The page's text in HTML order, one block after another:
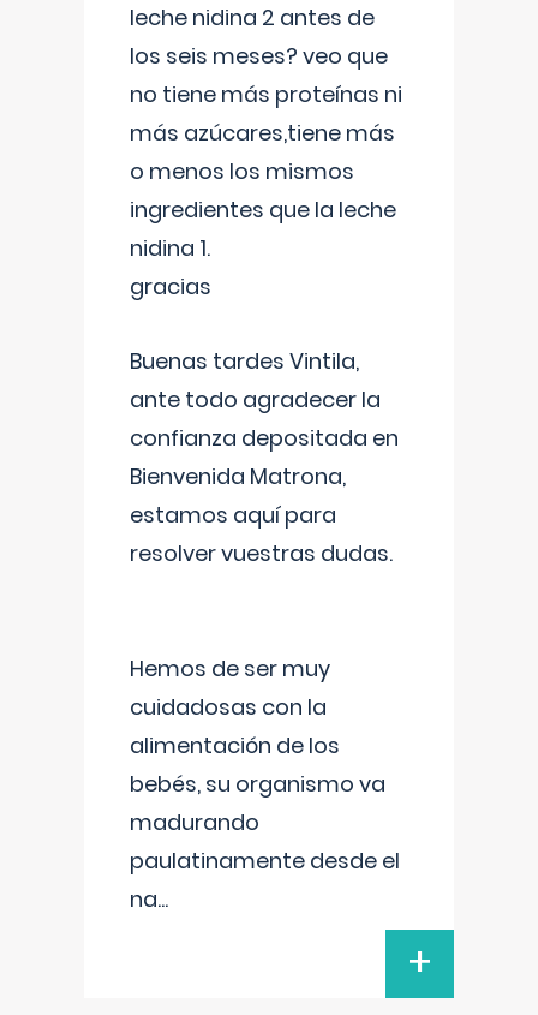
leche nidina 2 antes de
los seis meses? veo que
no tiene más proteínas ni
más azúcares,tiene más
o menos los mismos
ingredientes que la leche
nidina 1.
gracias
Buenas tardes Vintila,
ante todo agradecer la
confianza depositada en
Bienvenida Matrona,
estamos aquí para
resolver vuestras dudas.
Hemos de ser muy
cuidadosas con la
alimentación de los
bebés, su organismo va
madurando
paulatinamente desde el
na...
+